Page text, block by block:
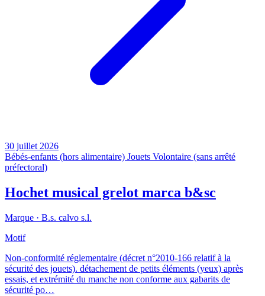
30 juillet 2026
Bébés-enfants (hors alimentaire) Jouets Volontaire (sans arrêté
préfectoral)
Hochet musical grelot marca b&sc
Marque · B.s. calvo s.l.
Motif
Non-conformité réglementaire (décret n°2010-166 relatif à la
sécurité des jouets). détachement de petits éléments (yeux) après
essais, et extrémité du manche non conforme aux gabarits de
sécurité po…